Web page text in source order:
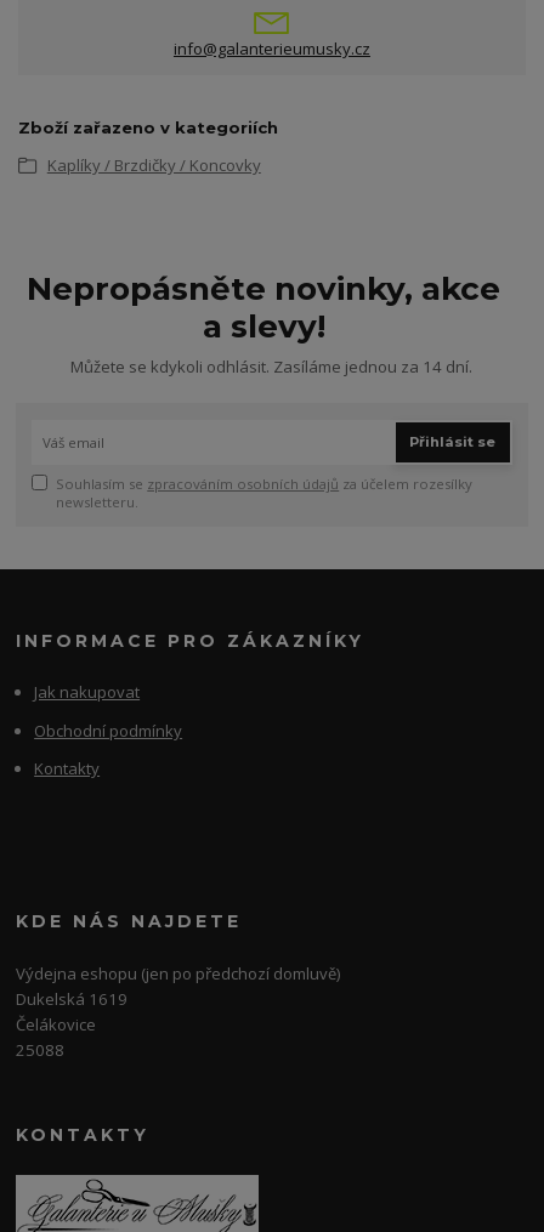
info@galanterieumusky.cz
Zboží zařazeno v kategoriích
Kaplíky / Brzdičky / Koncovky
Nepropásněte novinky, akce
a slevy!
Můžete se kdykoli odhlásit. Zasíláme jednou za 14 dní.
Přihlásit se
Souhlasím se zpracováním osobních údajů za účelem rozesílky
newsletteru.
INFORMACE PRO ZÁKAZNÍKY
Jak nakupovat
Obchodní podmínky
Kontakty
KDE NÁS NAJDETE
Výdejna eshopu (jen po předchozí domluvě)
Dukelská 1619
Čelákovice
25088
KONTAKTY